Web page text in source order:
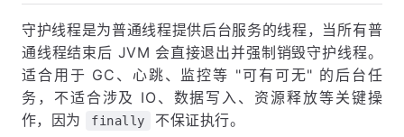
守护线程是为普通线程提供后台服务的线程，当所有普
通线程结束后 JVM 会直接退出并强制销毁守护线程。
适合用于 GC、心跳、监控等 "可有可无" 的后台任
务，不适合涉及 IO、数据写入、资源释放等关键操
作，因为
finally 不保证执行。